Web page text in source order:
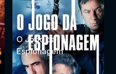
O Jogo da
Espionagem